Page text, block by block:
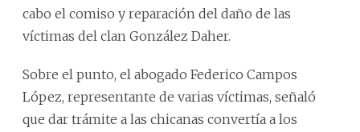
cabo el comiso y reparación del daño de las
víctimas del clan González Daher.
Sobre el punto, el abogado Federico Campos
López, representante de varias víctimas, señaló
que dar trámite a las chicanas convertía a los